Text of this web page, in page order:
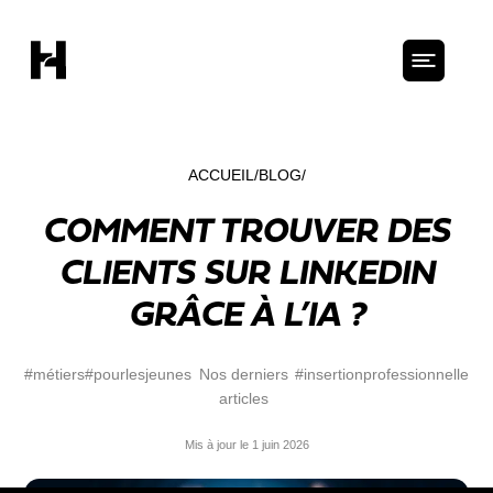
ACCUEIL BLOG
COMMENT TROUVER DES
CLIENTS SUR LINKEDIN
GRÂCE À L’IA ?
#métiers#pourlesjeunes Nos derniers
articles
#insertionprofessionnelle
Mis à jour le 1 juin 2026